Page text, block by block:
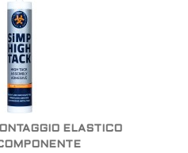
ELASTICO